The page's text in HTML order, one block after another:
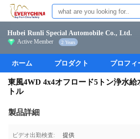
Hubei Runli Special Automobile Co., Ltd.
Active Member 2 Years
ホーム プロダクト プロフィ
東風4WD 4x4オフロード5トン浄水給
トル
製品詳細
ビデオ出勤検査:
提供